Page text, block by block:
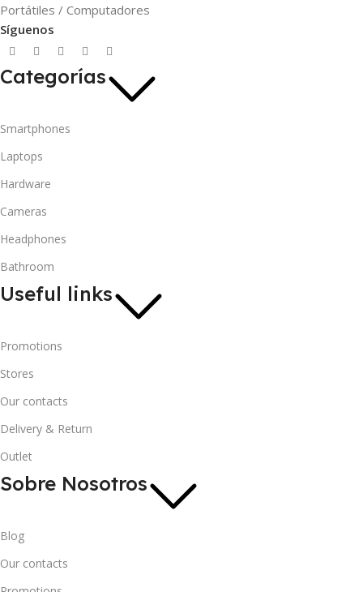
Portátiles / Computadores
Síguenos
Categorías
Smartphones
Laptops
Hardware
Cameras
Headphones
Bathroom
Useful links
Promotions
Stores
Our contacts
Delivery & Return
Outlet
Sobre Nosotros
Blog
Our contacts